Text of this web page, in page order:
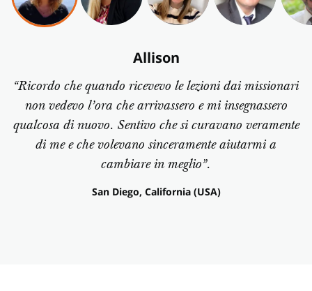
Allison
“Ricordo che quando ricevevo le lezioni dai missionari
non vedevo l’ora che arrivassero e mi insegnassero
qualcosa di nuovo. Sentivo che si curavano veramente
di me e che volevano sinceramente aiutarmi a
cambiare in meglio”.
San Diego, California (USA)